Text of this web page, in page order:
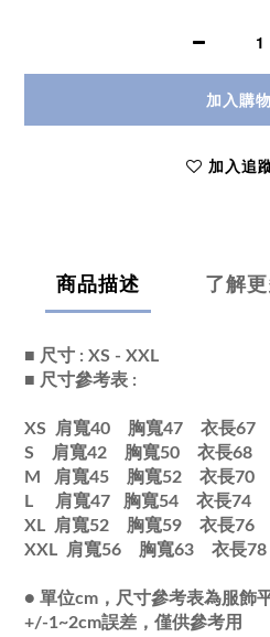
加入購
加入追
商品描述 了解
■ 尺寸 : XS - XXL
■ 尺寸參考表 :
XS 肩寬40 胸寬47 衣長67
S 肩寬42 胸寬50 衣長68
M 肩寬45 胸寬52 衣長70
L 肩寬47 胸寬54 衣長74
XL 肩寬52 胸寬59 衣長76
XXL 肩寬56 胸寬63 衣長78
● 單位cm，尺寸參考表為服飾
+/-1~2cm誤差，僅供參考用